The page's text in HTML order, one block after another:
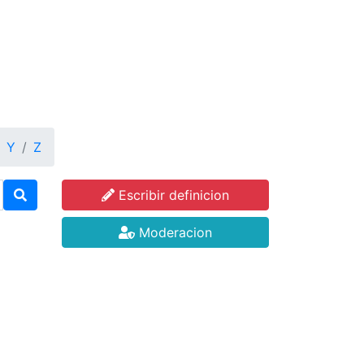
Y Z
Escribir definicion
Moderacion